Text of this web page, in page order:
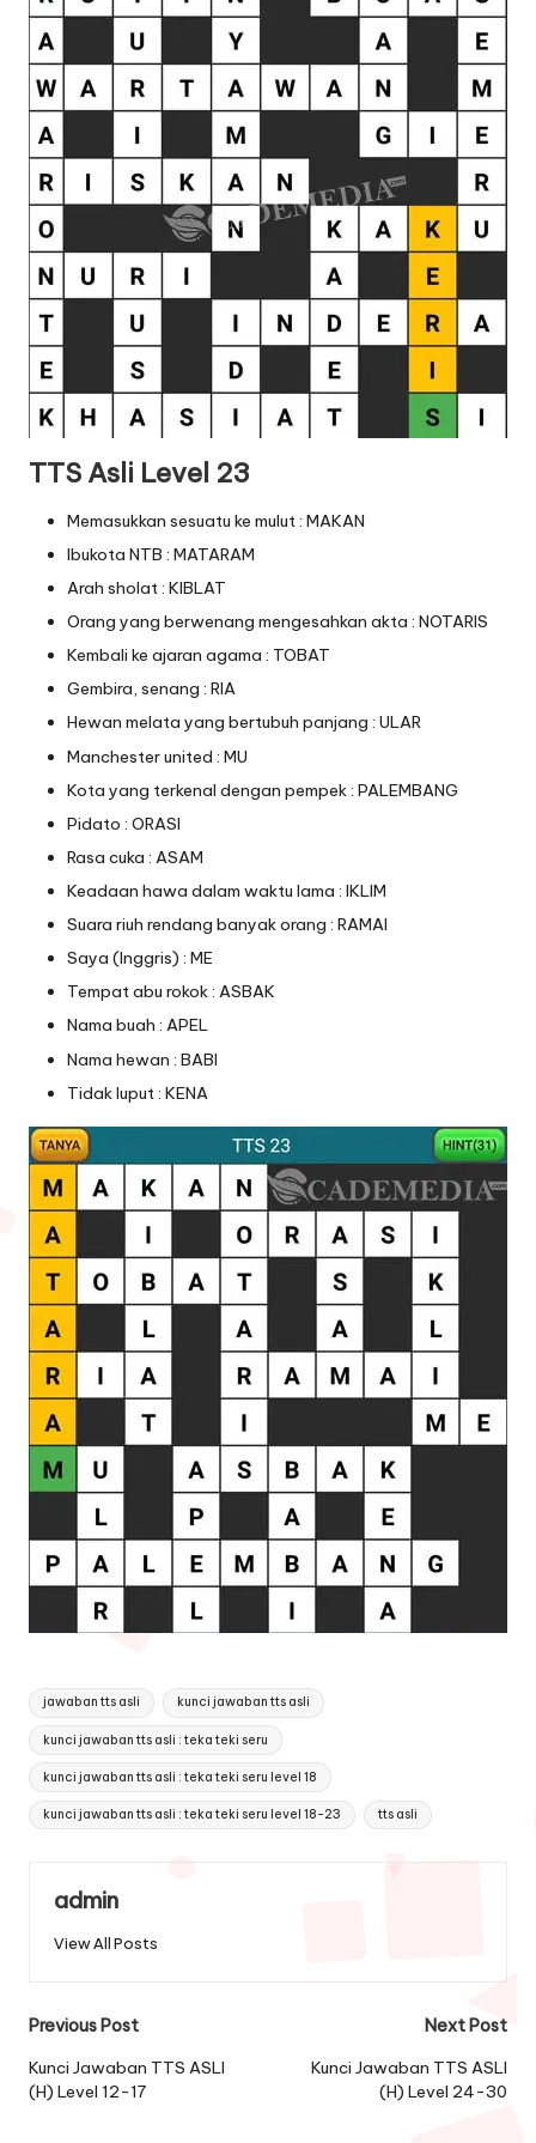
TTS Asli Level 23
Memasukkan sesuatu ke mulut : MAKAN
Ibukota NTB : MATARAM
Arah sholat : KIBLAT
Orang yang berwenang mengesahkan akta : NOTARIS
Kembali ke ajaran agama : TOBAT
Gembira, senang : RIA
Hewan melata yang bertubuh panjang : ULAR
Manchester united : MU
Kota yang terkenal dengan pempek : PALEMBANG
Pidato : ORASI
Rasa cuka : ASAM
Keadaan hawa dalam waktu lama : IKLIM
Suara riuh rendang banyak orang : RAMAI
Saya (Inggris) : ME
Tempat abu rokok : ASBAK
Nama buah : APEL
Nama hewan : BABI
Tidak luput : KENA
Tags:
jawaban tts asli kunci jawaban tts asli
kunci jawaban tts asli : teka teki seru
kunci jawaban tts asli : teka teki seru level 18
kunci jawaban tts asli : teka teki seru level 18-23 tts asli
admin
View All Posts
Post
navigation
Previous Post
Kunci Jawaban TTS ASLI
(H) Level 12-17
Next Post
Kunci Jawaban TTS ASLI
(H) Level 24-30